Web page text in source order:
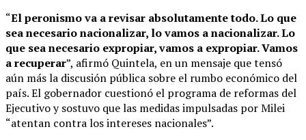
“El peronismo va a revisar absolutamente todo. Lo que
sea necesario nacionalizar, lo vamos a nacionalizar. Lo
que sea necesario expropiar, vamos a expropiar. Vamos
a recuperar”, afirmó Quintela, en un mensaje que tensó
aún más la discusión pública sobre el rumbo económico del
país. El gobernador cuestionó el programa de reformas del
Ejecutivo y sostuvo que las medidas impulsadas por Milei
“atentan contra los intereses nacionales”.